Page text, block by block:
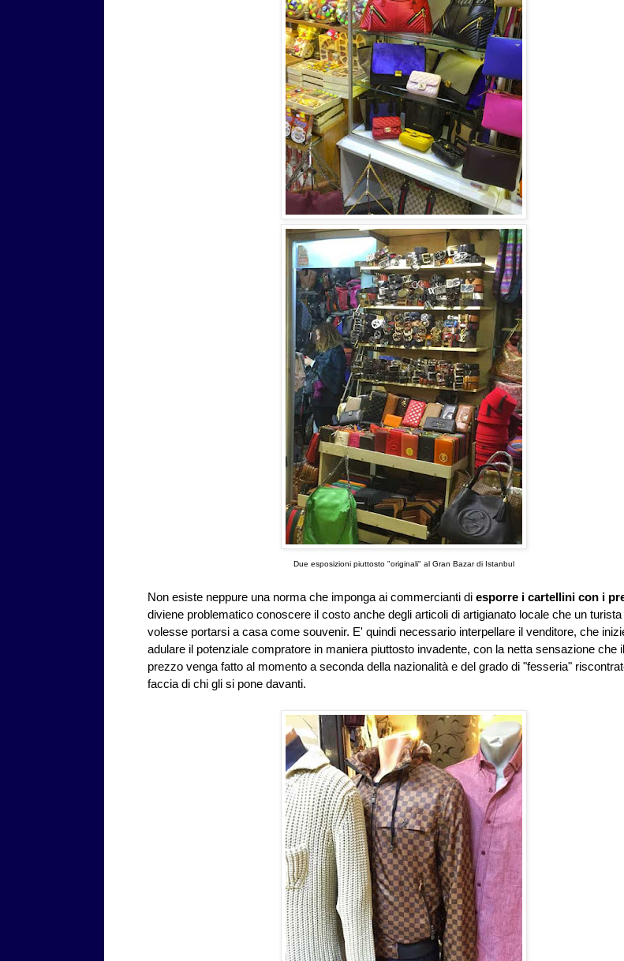
Due esposizioni piuttosto "originali" al Gran Bazar di Istanbul
Non esiste neppure una norma che imponga ai commercianti di esporre i cartellini con i
diviene problematico conoscere il costo anche degli articoli di artigianato locale che un turista
volesse portarsi a casa come souvenir. E' quindi necessario interpellare il venditore, che
adulare il potenziale compratore in maniera piuttosto invadente, con la netta sensazione che il
prezzo venga fatto al momento a seconda della nazionalità e del grado di "fesseria"
faccia di chi gli si pone davanti.